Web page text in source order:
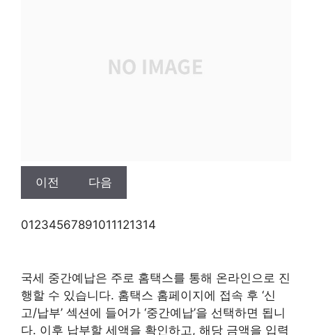
이전 다음
01234567891011121314
국세 중간예납은 주로 홈택스를 통해 온라인으로 진
행할 수 있습니다. 홈택스 홈페이지에 접속 후 ‘신
고/납부’ 섹션에 들어가 ‘중간예납’을 선택하면 됩니
다. 이후 납부할 세액을 확인하고, 해당 금액을 입력